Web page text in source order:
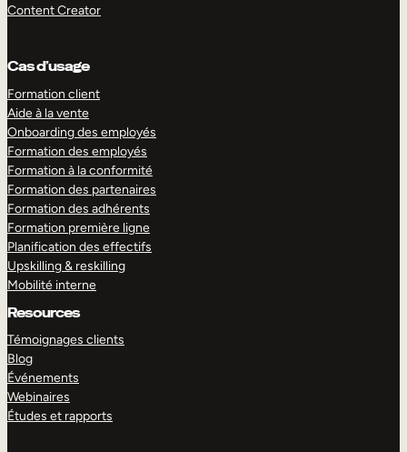
Content Creator
Cas d’usage
Formation client
Aide à la vente
Onboarding des employés
Formation des employés
Formation à la conformité
Formation des partenaires
Formation des adhérents
Formation première ligne
Planification des effectifs
Upskilling & reskilling
Mobilité interne
Resources
Témoignages clients
Blog
Événements
Webinaires
Études et rapports